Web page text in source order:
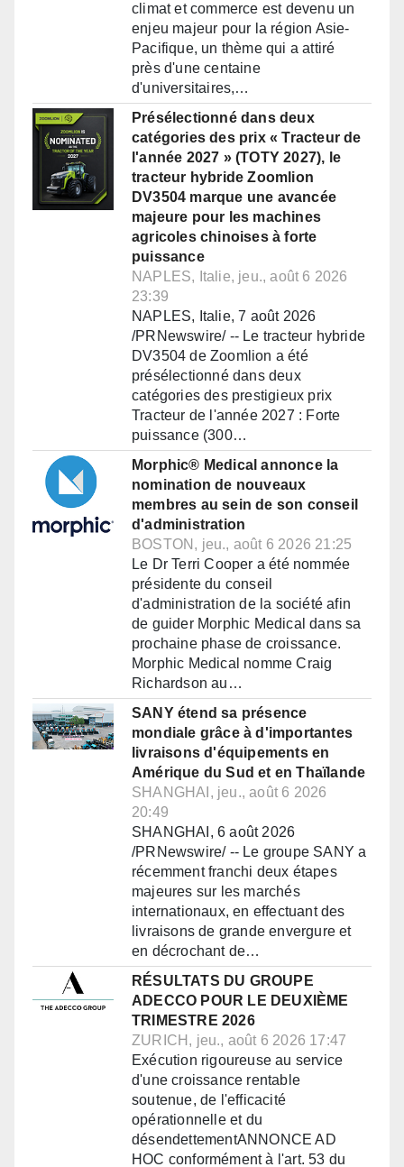
climat et commerce est devenu un
enjeu majeur pour la région Asie-
Pacifique, un thème qui a attiré
près d'une centaine
d'universitaires,…
Présélectionné dans deux
catégories des prix « Tracteur de
l'année 2027 » (TOTY 2027), le
tracteur hybride Zoomlion
DV3504 marque une avancée
majeure pour les machines
agricoles chinoises à forte
puissance
NAPLES, Italie, jeu., août 6 2026
23:39
NAPLES, Italie, 7 août 2026
/PRNewswire/ -- Le tracteur hybride
DV3504 de Zoomlion a été
présélectionné dans deux
catégories des prestigieux prix
Tracteur de l'année 2027 : Forte
puissance (300…
Morphic® Medical annonce la
nomination de nouveaux
membres au sein de son conseil
d'administration
BOSTON, jeu., août 6 2026 21:25
Le Dr Terri Cooper a été nommée
présidente du conseil
d'administration de la société afin
de guider Morphic Medical dans sa
prochaine phase de croissance.
Morphic Medical nomme Craig
Richardson au…
SANY étend sa présence
mondiale grâce à d'importantes
livraisons d'équipements en
Amérique du Sud et en Thaïlande
SHANGHAI, jeu., août 6 2026
20:49
SHANGHAI, 6 août 2026
/PRNewswire/ -- Le groupe SANY a
récemment franchi deux étapes
majeures sur les marchés
internationaux, en effectuant des
livraisons de grande envergure et
en décrochant de…
RÉSULTATS DU GROUPE
ADECCO POUR LE DEUXIÈME
TRIMESTRE 2026
ZURICH, jeu., août 6 2026 17:47
Exécution rigoureuse au service
d'une croissance rentable
soutenue, de l'efficacité
opérationnelle et du
désendettementANNONCE AD
HOC conformément à l'art. 53 du